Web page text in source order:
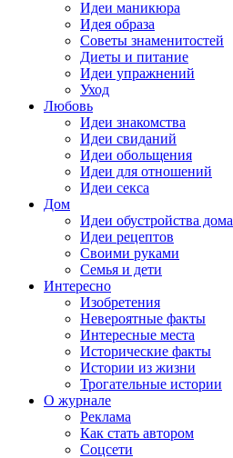
Идеи маникюра
Идея образа
Советы знаменитостей
Диеты и питание
Идеи упражнений
Уход
Любовь
Идеи знакомства
Идеи свиданий
Идеи обольщения
Идеи для отношений
Идеи секса
Дом
Идеи обустройства дома
Идеи рецептов
Своими руками
Семья и дети
Интересно
Изобретения
Невероятные факты
Интересные места
Исторические факты
Истории из жизни
Трогательные истории
О журнале
Реклама
Как стать автором
Соцсети